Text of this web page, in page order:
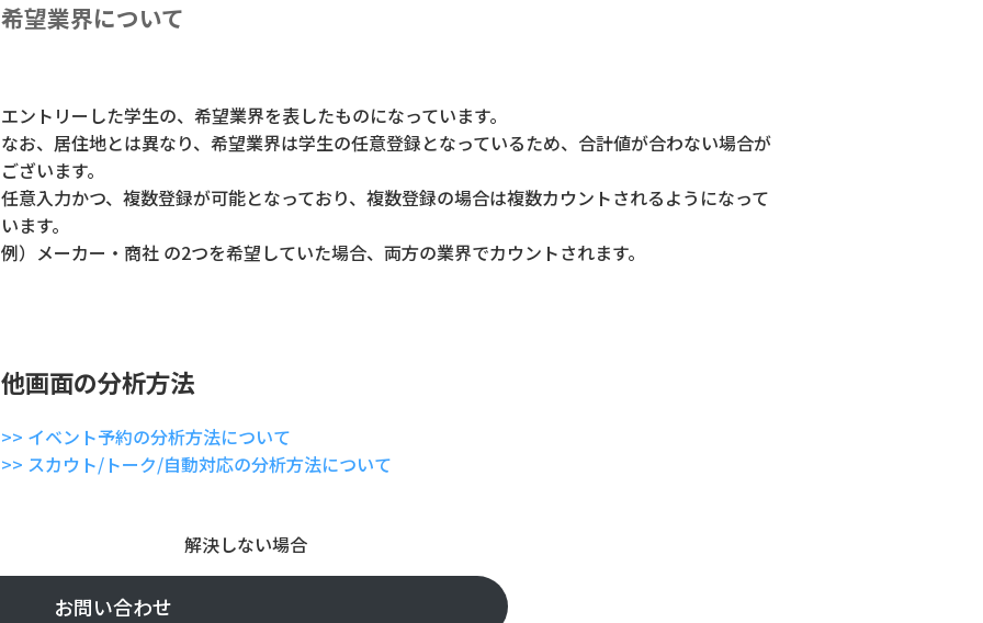
希望業界について
エントリーした学生の、希望業界を表したものになっています。
なお、居住地とは異なり、希望業界は学生の任意登録となっているため、合計値が合わない場合が
ございます。
任意入力かつ、複数登録が可能となっており、複数登録の場合は複数カウントされるようになって
います。
例）メーカー・商社 の2つを希望していた場合、両方の業界でカウントされます。
他画面の分析方法
>> イベント予約の分析方法について
>> スカウト/トーク/自動対応の分析方法について
解決しない場合
お問い合わせ